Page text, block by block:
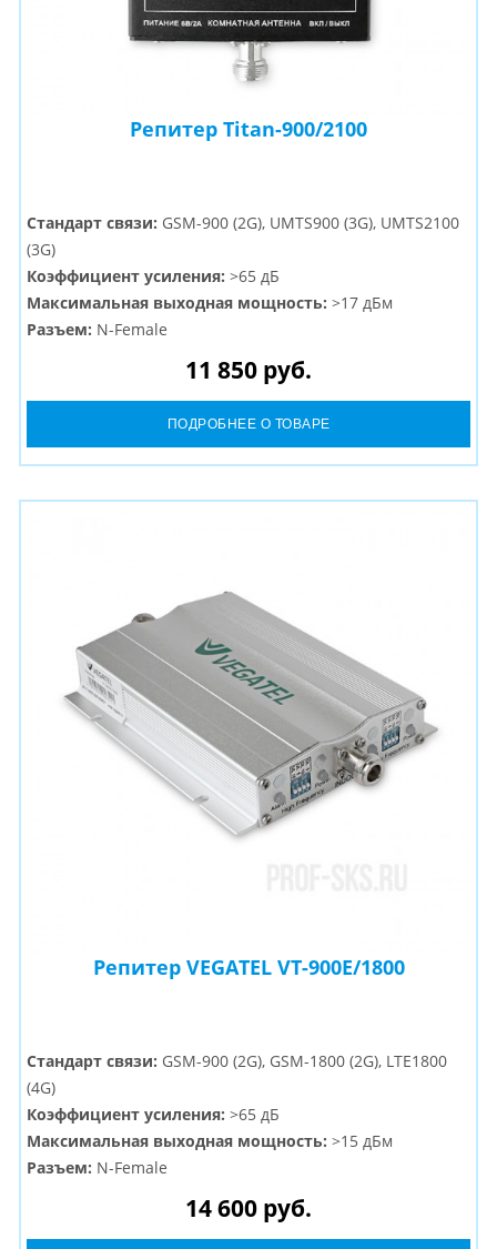
Репитер Titan-900/2100
Стандарт связи: GSM-900 (2G), UMTS900 (3G), UMTS2100
(3G)
Коэффициент усиления: >65 дБ
Максимальная выходная мощность: >17 дБм
Разъем: N-Female
11 850 руб.
ПОДРОБНЕЕ О ТОВАРЕ
Репитер VEGATEL VT-900E/1800
Стандарт связи: GSM-900 (2G), GSM-1800 (2G), LTE1800
(4G)
Коэффициент усиления: >65 дБ
Максимальная выходная мощность: >15 дБм
Разъем: N-Female
14 600 руб.